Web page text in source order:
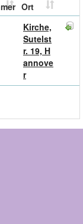
Ort
Kirche,
Sutelst
r. 19, H
annove
r